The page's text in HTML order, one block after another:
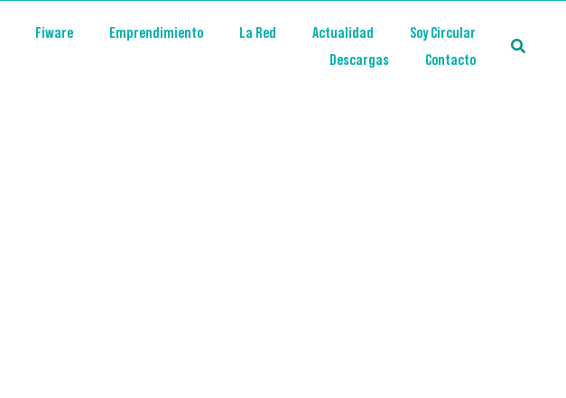
Fiware Emprendimiento La Red Actualidad
Soy Circular
Descargas
Contacto